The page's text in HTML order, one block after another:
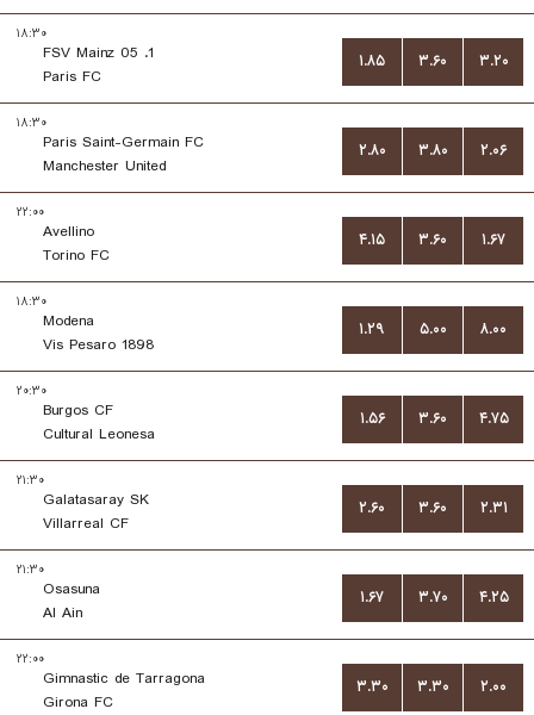
۱۸:۳۰
1. FSV Mainz 05
Paris FC
۱.۸۵ ۳.۶۰ ۳.۲۰
۱۸:۳۰
Paris Saint-Germain FC
Manchester United
۲.۸۰ ۳.۸۰ ۲.۰۶
۲۲:۰۰
Avellino
Torino FC
۴.۱۵ ۳.۶۰ ۱.۶۷
۱۸:۳۰
Modena
Vis Pesaro 1898
۱.۲۹ ۵.۰۰ ۸.۰۰
۲۰:۳۰
Burgos CF
Cultural Leonesa
۱.۵۶ ۳.۶۰ ۴.۷۵
۲۱:۳۰
Galatasaray SK
Villarreal CF
۲.۶۰ ۳.۶۰ ۲.۳۱
۲۱:۳۰
Osasuna
Al Ain
۱.۶۷ ۳.۷۰ ۴.۲۵
۲۲:۰۰
Gimnastic de Tarragona
Girona FC
۳.۳۰ ۳.۳۰ ۲.۰۰